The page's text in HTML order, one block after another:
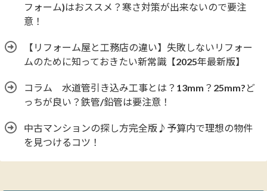
フォーム)はおススメ？寒さ対策が出来ないので要注
意！
【リフォーム屋と工務店の違い】失敗しないリフォー
ムのために知っておきたい新常識【2025年最新版】
コラム 水道管引き込み工事とは？13mm？25mm?ど
っちが良い？鉄管/鉛管は要注意！
中古マンションの探し方完全版♪予算内で理想の物件
を見つけるコツ！